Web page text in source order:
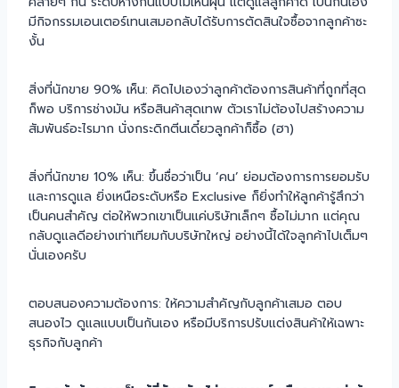
มีกิจกรรมเอนเตอร์เทนเสมอกลับได้รับการตัดสินใจซื้อจากลูกค้าซะ
งั้น
สิ่งที่นักขาย 90% เห็น: คิดไปเองว่าลูกค้าต้องการสินค้าที่ถูกที่สุด
ก็พอ บริการช่างมัน หรือสินค้าสุดเทพ ตัวเราไม่ต้องไปสร้างความ
สัมพันธ์อะไรมาก นั่งกระดิกตีนเดี๋ยวลูกค้าก็ซื้อ (ฮา)
สิ่งที่นักขาย 10% เห็น: ขึ้นชื่อว่าเป็น ‘คน’ ย่อมต้องการการยอมรับ
และการดูแล ยิ่งเหนือระดับหรือ Exclusive ก็ยิ่งทำให้ลูกค้ารู้สึกว่า
เป็นคนสำคัญ ต่อให้พวกเขาเป็นแค่บริษัทเล็กๆ ซื้อไม่มาก แต่คุณ
กลับดูแลดีอย่างเท่าเทียมกับบริษัทใหญ่ อย่างนี้ได้ใจลูกค้าไปเต็มๆ
นั่นเองครับ
ตอบสนองความต้องการ: ให้ความสำคัญกับลูกค้าเสมอ ตอบ
สนองไว ดูแลแบบเป็นกันเอง หรือมีบริการปรับแต่งสินค้าให้เฉพาะ
ธุรกิจกับลูกค้า